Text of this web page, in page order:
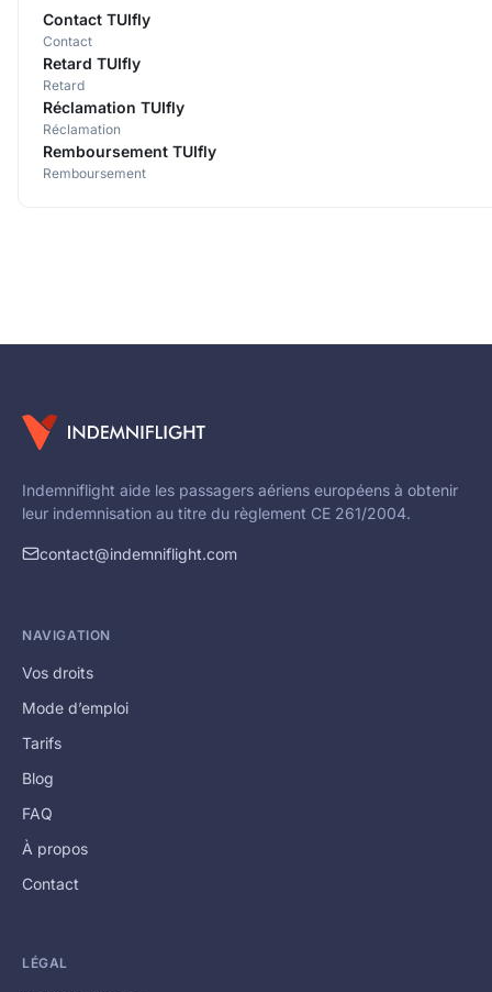
Contact TUIfly
Contact
Retard TUIfly
Retard
Réclamation TUIfly
Réclamation
Remboursement TUIfly
Remboursement
Indemniflight aide les passagers aériens européens à obtenir
leur indemnisation au titre du règlement CE 261/2004.
contact@indemniflight.com
NAVIGATION
Vos droits
Mode d’emploi
Tarifs
Blog
FAQ
À propos
Contact
LÉGAL